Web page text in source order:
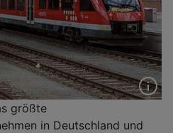
größte
in Deutschland und